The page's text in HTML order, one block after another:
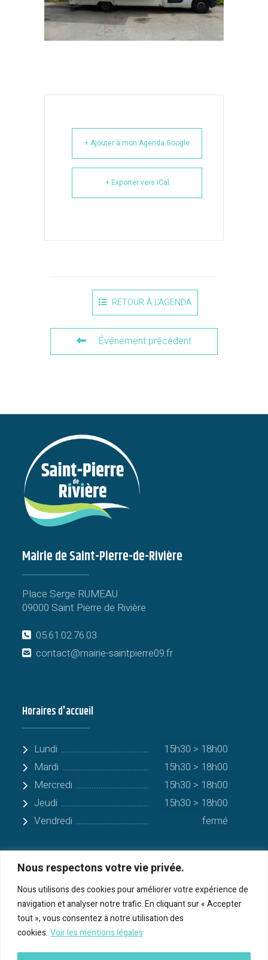
Nous respectons votre vie privée.
Nous utilisons des cookies pour améliorer votre expérience de
navigation et analyser notre trafic. En cliquant sur « Accepter
tout », vous consentez à notre utilisation des
cookies. Voir les mentions légales
+ Ajouter à mon Agenda Google
+ Exporter vers iCal
RETOUR À L'AGENDA
Événement précédent
Mairie de Saint-Pierre-de-Rivière
Place Serge RUMEAU
09000 Saint Pierre de Rivière
05.61.02.76.03
contact@mairie-saintpierre09.fr
Horaires d'accueil
Lundi
15h30 > 18h00
Mardi
15h30 > 18h00
Mercredi
15h30 > 18h00
Jeudi
15h30 > 18h00
Vendredi
fermé
Quelques communes alentours
Serres-sur-Arget
Bénac